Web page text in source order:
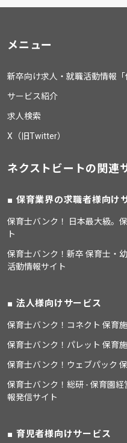
メニュー
新卒向け求人・就職活動情報「
サービス紹介
求人検索
X（旧Twitter）
ネクストビートの関連
保育業界の求職者様向け
保育士バンク！ 日本最大級。
ト
保育士バンク！新卒 保育士・
活動情報サイト
法人様向けサービス
保育士バンク！コネクト 保育
保育士バンク！パレット 保育
保育士バンク！ウェブパック
保育士バンク！総研 - 保育園
報発信サイト
育児者様向けサービス